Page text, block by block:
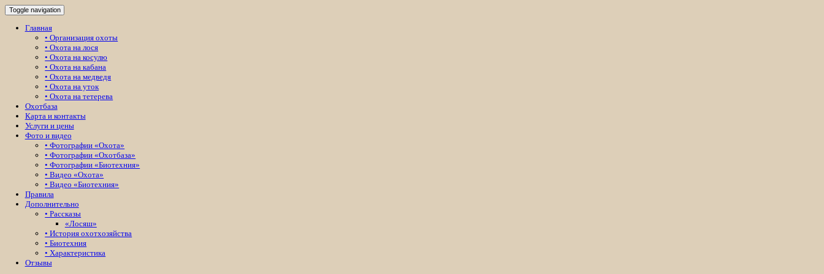
Toggle navigation
Главная
• Организация охоты
• Охота на лося
• Охота на косулю
• Охота на кабана
• Охота на медведя
• Охота на уток
• Охота на тетерева
Охотбаза
Карта и контакты
Услуги и цены
Фото и видео
• Фотографии «Охота»
• Фотографии «Охотбаза»
• Фотографии «Биотехния»
• Видео «Охота»
• Видео «Биотехния»
Правила
Дополнительно